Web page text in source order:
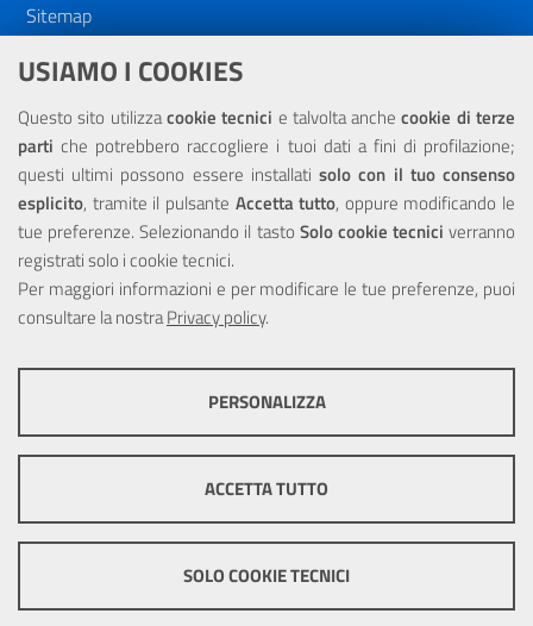
USIAMO I COOKIES
Questo sito utilizzacookie tecnici e talvolta anchecookie di terze
parti che potrebbero raccogliere i tuoi dati a fini di profilazione;
questi ultimi possono essere installatisolo con il tuo consenso
esplicito, tramite il pulsante Accetta tutto, oppure modificando le
tue preferenze. Selezionando il tasto Solo cookie tecnici verranno
registrati solo i cookie tecnici.
Per maggiori informazioni e per modificare le tue preferenze, puoi
consultare la nostraPrivacy policy.
ottimale per ogni utente. Essi non raccolgono i tuoi dati e le tue
informazioni di navigazione per scopi di marketing e profilazione, e
pertanto possono essere utilizzati senza bisogno di acquisire il tuo
PERSONALIZZA
ACCETTA TUTTO
SOLO COOKIE TECNICI
Sitemap
Dichiarazione di accessibilità
NOTE LEGALI
Privacy
Portale realizzato con la partecipazione finanziaria dell'Unione
Europea tramite i fondi del POR Sicilia 2000/2006 Misura 6.05 -
Impostazioni Cookie